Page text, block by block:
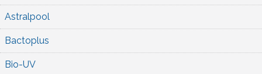
Astralpool
Bactoplus
Bio-UV